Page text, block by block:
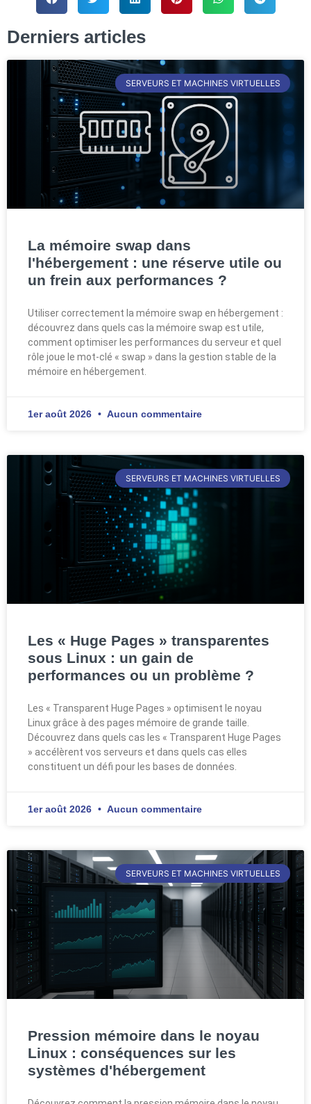
Derniers articles
SERVEURS ET MACHINES VIRTUELLES
La mémoire swap dans
l'hébergement : une réserve utile ou
un frein aux performances ?
Utiliser correctement la mémoire swap en hébergement :
découvrez dans quels cas la mémoire swap est utile,
comment optimiser les performances du serveur et quel
rôle joue le mot-clé « swap » dans la gestion stable de la
mémoire en hébergement.
1er août 2026 Aucun commentaire
SERVEURS ET MACHINES VIRTUELLES
Les « Huge Pages » transparentes
sous Linux : un gain de
performances ou un problème ?
Les « Transparent Huge Pages » optimisent le noyau
Linux grâce à des pages mémoire de grande taille.
Découvrez dans quels cas les « Transparent Huge Pages
» accélèrent vos serveurs et dans quels cas elles
constituent un défi pour les bases de données.
1er août 2026 Aucun commentaire
SERVEURS ET MACHINES VIRTUELLES
Pression mémoire dans le noyau
Linux : conséquences sur les
systèmes d'hébergement